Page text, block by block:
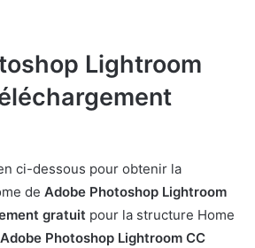
Lightroom
ci-dessous pour obtenir la
de Adobe Photoshop Lightroom
gratuit pour la structure Home
Adobe Photoshop Lightroom CC